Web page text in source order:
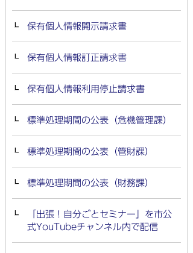
保有個人情報開示請求書
保有個人情報訂正請求書
保有個人情報利用停止請求書
標準処理期間の公表（危機管理課）
標準処理期間の公表（管財課）
標準処理期間の公表（財務課）
「出張！自分ごとセミナー」を市公
式YouTubeチャンネル内で配信